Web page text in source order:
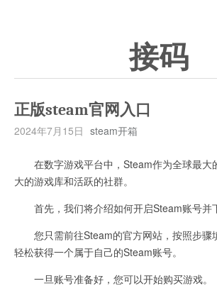
接码
正版steam官网入口
2024年7月15日 steam开箱
在数字游戏平台中，Steam作为全球最大
大的游戏库和活跃的社群。
首先，我们将介绍如何开启Steam账号并
您只需前往Steam的官方网站，按照步骤
轻松获得一个属于自己的Steam账号。
一旦账号准备好，您可以开始购买游戏。